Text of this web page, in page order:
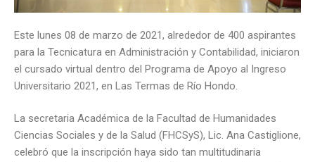
Este lunes 08 de marzo de 2021, alrededor de 400 aspirantes
para la Tecnicatura en Administración y Contabilidad, iniciaron
el cursado virtual dentro del Programa de Apoyo al Ingreso
Universitario 2021, en Las Termas de Río Hondo.
La secretaria Académica de la Facultad de Humanidades
Ciencias Sociales y de la Salud (FHCSyS), Lic. Ana Castiglione,
celebró que la inscripción haya sido tan multitudinaria